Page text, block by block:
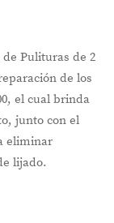
Pulituras de 2
de los
el cual brinda
junto con el
eliminar
lijado.